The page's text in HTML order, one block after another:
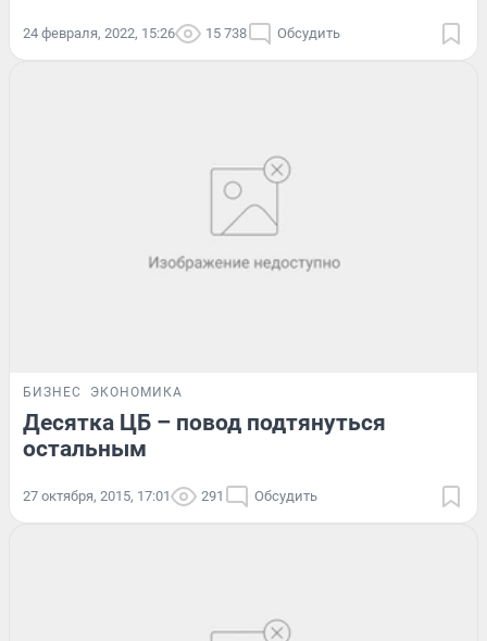
24 февраля, 2022, 15:26 15 738 Обсудить
БИЗНЕС ЭКОНОМИКА
Десятка ЦБ – повод подтянуться
остальным
27 октября, 2015, 17:01 291 Обсудить